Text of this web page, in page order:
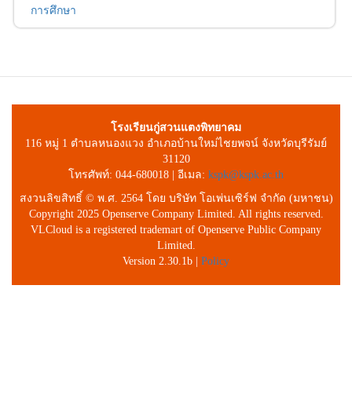
การศึกษา
โรงเรียนกู่สวนแตงพิทยาคม
116 หมู่ 1 ตำบลหนองแวง อำเภอบ้านใหม่ไชยพจน์ จังหวัดบุรีรัมย์
31120
โทรศัพท์: 044-680018 | อีเมล: kspk@kspk.ac.th
สงวนลิขสิทธิ์ © พ.ศ. 2564 โดย บริษัท โอเพ่นเซิร์ฟ จำกัด (มหาชน)
Copyright 2025 Openserve Company Limited. All rights reserved.
VLCloud is a registered trademart of Openserve Public Company
Limited.
Version 2.30.1b | Policy